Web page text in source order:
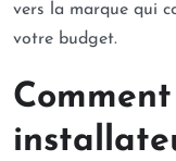
vers la marque qui
votre budget.